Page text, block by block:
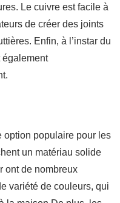
Le cuivre est facile à
de créer des joints
Enfin, à l’instar du
également
option populaire pour les
un matériau solide
ont de nombreux
variété de couleurs, qui